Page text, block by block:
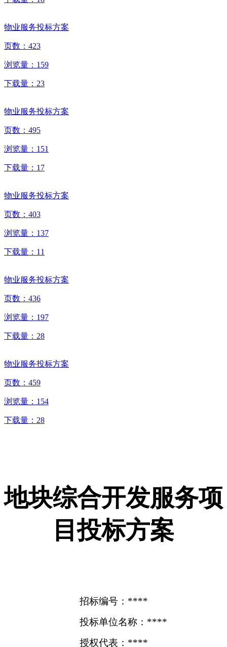
物业服务投标方案
页数： 423
浏览量： 159
下载量： 23
物业服务投标方案
页数： 495
浏览量： 151
下载量： 17
物业服务投标方案
页数： 403
浏览量： 137
下载量： 11
物业服务投标方案
页数： 436
浏览量： 197
下载量： 28
物业服务投标方案
页数： 459
浏览量： 154
下载量： 28
地块综合开发服务项
目投标方案
招标编号：****
投标单位名称：****
授权代表：****